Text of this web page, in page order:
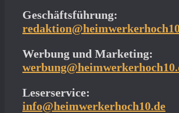
Geschäftsführung:
Werbung und Marketing:
Leserservice:
info@heimwerkerhoch10.de